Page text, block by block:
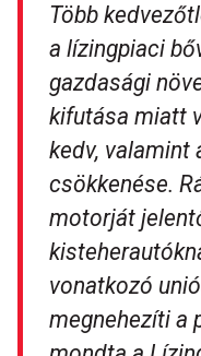
Több
a lízingpiaci
gazdasági
kifutása miatt
kedv, valamint
csökkenése.
motorját
vonatkozó
megnehezíti a